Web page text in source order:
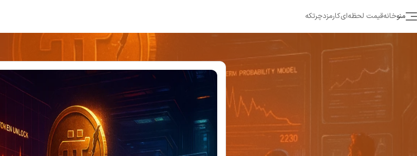
چرتکهکارمزدقیمت لحظه‌ایخانهمنو